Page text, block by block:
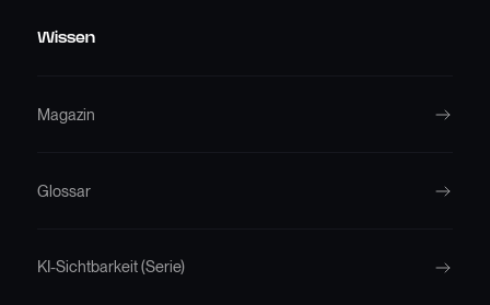
Wissen
Magazin
Glossar
KI-Sichtbarkeit (Serie)